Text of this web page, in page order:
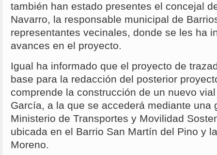
también han estado presentes el concejal
Navarro, la responsable municipal de
representantes vecinales, donde se les ha
avances en el proyecto.
Igual ha informado que el proyecto de
base para la redacción del posterior
comprende la construcción de un nuevo
García, a la que se accederá mediante una
Ministerio de Transportes y Movilidad
ubicada en el Barrio San Martín del Pino y
Moreno.